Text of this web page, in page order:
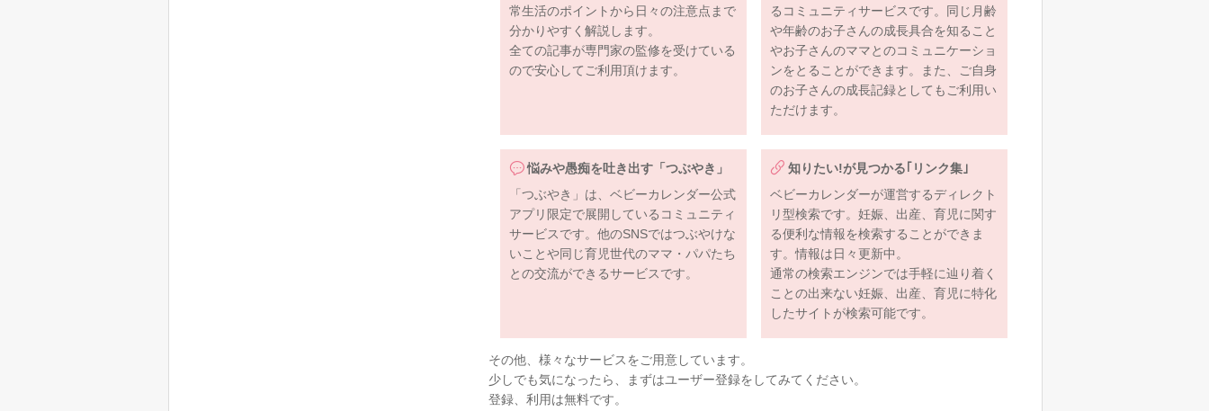
常生活のポイントから日々の注意点まで
分かりやすく解説します。
全ての記事が専門家の監修を受けている
ので安心してご利用頂けます。
るコミュニティサービスです。同じ月齢
や年齢のお子さんの成長具合を知ること
やお子さんのママとのコミュニケーショ
ンをとることができます。また、ご自身
のお子さんの成長記録としてもご利用い
ただけます。
悩みや愚痴を吐き出す「つぶやき」
「つぶやき」は、ベビーカレンダー公式
アプリ限定で展開しているコミュニティ
サービスです。他のSNSではつぶやけな
いことや同じ育児世代のママ・パパたち
との交流ができるサービスです。
知りたい!が見つかる｢リンク集｣
ベビーカレンダーが運営するディレクト
リ型検索です。妊娠、出産、育児に関す
る便利な情報を検索することができま
す。情報は日々更新中。
通常の検索エンジンでは手軽に辿り着く
ことの出来ない妊娠、出産、育児に特化
したサイトが検索可能です。
その他、様々なサービスをご用意しています。
少しでも気になったら、まずはユーザー登録をしてみてください。
登録、利用は無料です。